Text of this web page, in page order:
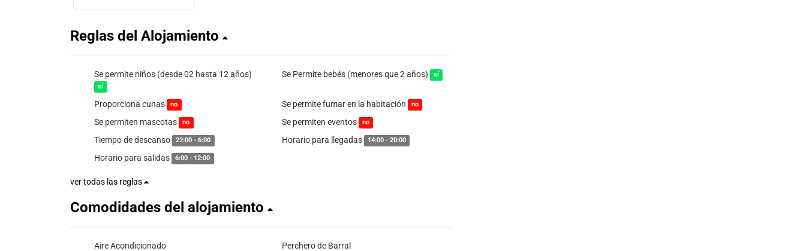
Reglas del Alojamiento
Se permite niños (desde 02 hasta 12 años)
sí
Se Permite bebés (menores que 2 años) sí
Proporciona cunas no Se permite fumar en la habitación no
Se permiten mascotas no Se permiten eventos no
Tiempo de descanso 22:00 - 6:00 Horario para llegadas 14:00 - 20:00
Horario para salidas 6:00 - 12:00
ver todas las reglas
Comodidades del alojamiento
Aire Acondicionado
Perchero de Barral